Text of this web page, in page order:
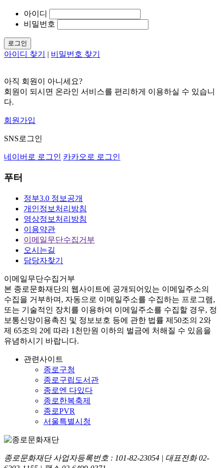
아이디
비밀번호
로그인
아이디 찾기 | 비밀번호 찾기
아직 회원이 아니세요?
회원이 되시면 온라인 서비스를 편리하게 이용하실 수 있습니
다.
회원가입
SNS로그인
네이버로 로그인 카카오로 로그인
푸터
정부3.0 정보공개
개인정보처리방침
영상정보처리방침
이용약관
이메일무단수집거부
오시는길
담당자찾기
이메일무단수집거부
본 종로문화재단의 웹사이트에 공개되어있는 이메일주소의
수집을 거부하며, 자동으로 이메일주소를 수집하는 프로그램,
또는 기술적인 장치를 이용하여 이메일주소를 수집할 경우, 정
보통신망이용촉진 및 정보보호 등에 관한 법률 제50조의 2와
제 65조의 2에 따라 1천만원 이하의 벌금에 처해질 수 있음을
유념하시기 바랍니다.
관련사이트
종로구청
종로구립도서관
종로엔 다있다
종로한복축제
종로PVR
서울특별시청
종로문화재단 사업자등록번호 : 101-82-23054 | 대표전화02-